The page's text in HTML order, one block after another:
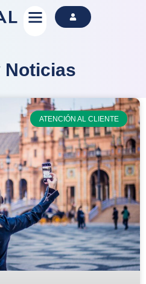
Noticias
ATENCIÓN AL CLIENTE